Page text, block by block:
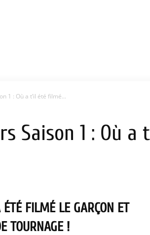
1 : Où a t’il été filmé...
Saison 1 : Où a
FILMÉ LE GARÇON ET
TOURNAGE !